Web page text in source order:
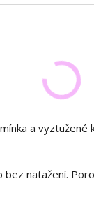
a vyztužené
bez natažení.